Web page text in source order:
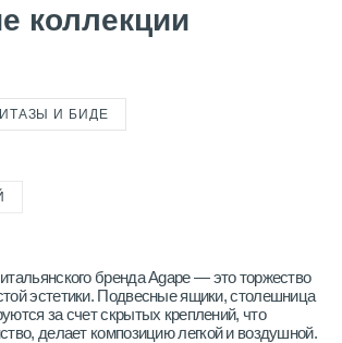
коллекции
И БИДЕ
бренда Agape — это торжество
эстетики. Подвесные ящики, столешница
за счет скрытых креплений, что
делает композицию легкой и воздушной.